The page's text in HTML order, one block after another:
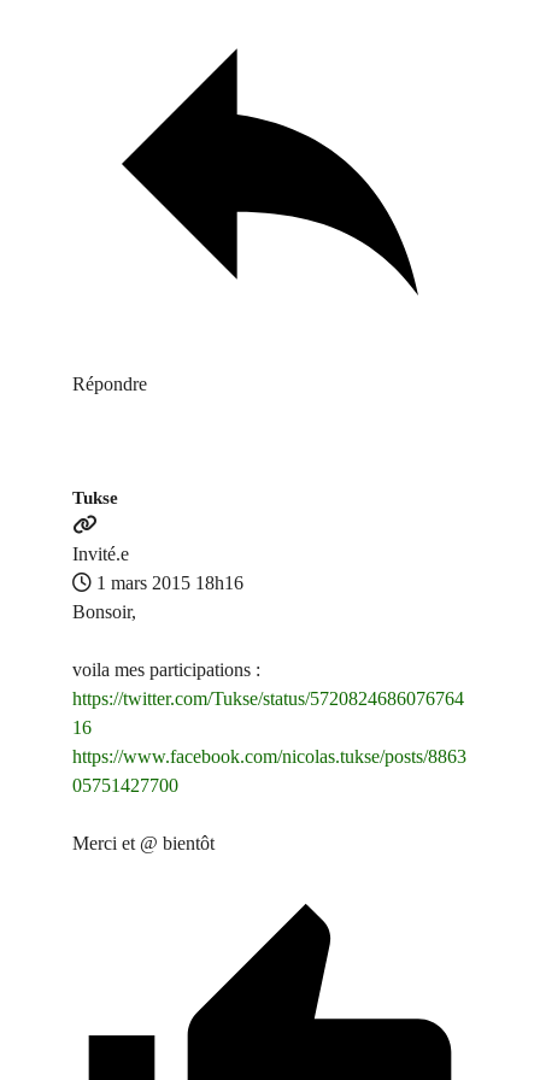
Répondre
Tukse
Invité.e
1 mars 2015 18h16
Bonsoir,
voila mes participations :
https://twitter.com/Tukse/status/5720824686076764
16
https://www.facebook.com/nicolas.tukse/posts/8863
05751427700
Merci et @ bientôt